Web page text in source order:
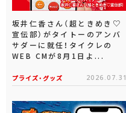
坂井仁香さん（超ときめき♡
宣伝部）がタイトーのアンバ
サダーに就任！タイクレの
WEB CMが8月1日よ...
プライズ・グッズ 2026.07.31